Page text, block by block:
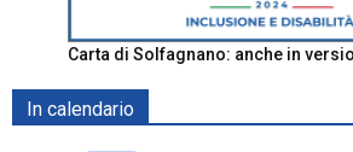
Carta di Solfagnano: anche in
In calendario